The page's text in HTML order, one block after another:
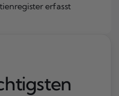
erfasst